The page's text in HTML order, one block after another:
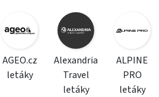
AGEO.cz
letáky
Alexandria
Travel
letáky
ALPINE
PRO
letáky